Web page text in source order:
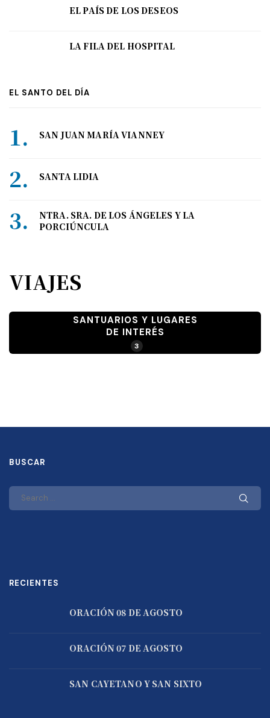
EL PAÍS DE LOS DESEOS
LA FILA DEL HOSPITAL
EL SANTO DEL DÍA
SAN JUAN MARÍA VIANNEY
SANTA LIDIA
NTRA. SRA. DE LOS ÁNGELES Y LA
PORCIÚNCULA
VIAJES
SANTUARIOS Y LUGARES
DE INTERÉS
3
BUSCAR
RECIENTES
ORACIÓN 08 DE AGOSTO
ORACIÓN 07 DE AGOSTO
SAN CAYETANO Y SAN SIXTO